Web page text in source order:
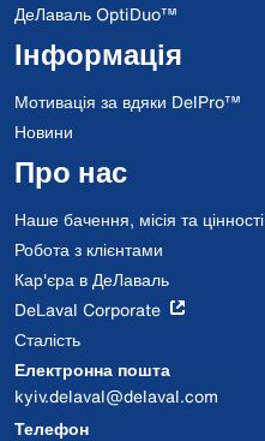
ДеЛаваль OptiDuo™
Інформація
Мотивація за вдяки DelPro™
Новини
Про нас
Наше бачення, місія та цінності
Робота з клієнтами
Кар'єра в ДеЛаваль
DeLaval Corporate
Сталість
Електронна пошта
kyiv.delaval@delaval.com
Телефон